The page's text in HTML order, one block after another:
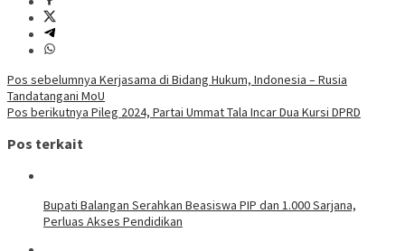
Navigasi
pos
Pos sebelumnya Kerjasama di Bidang Hukum, Indonesia – Rusia
Tandatangani MoU
Pos berikutnya Pileg 2024, Partai Ummat Tala Incar Dua Kursi DPRD
Pos terkait
Bupati Balangan Serahkan Beasiswa PIP dan 1.000 Sarjana,
Perluas Akses Pendidikan